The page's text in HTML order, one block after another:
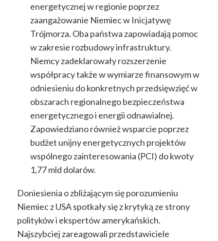
energetycznej w regionie poprzez
zaangażowanie Niemiec w Inicjatywę
Trójmorza. Oba państwa zapowiadają pomoc
w zakresie rozbudowy infrastruktury.
Niemcy zadeklarowały rozszerzenie
współpracy także w wymiarze finansowym w
odniesieniu do konkretnych przedsięwzięć w
obszarach regionalnego bezpieczeństwa
energetycznego i energii odnawialnej.
Zapowiedziano również wsparcie poprzez
budżet unijny energetycznych projektów
wspólnego zainteresowania (PCI) do kwoty
1,77 mld dolarów.
Doniesienia o zbliżającym się porozumieniu
Niemiec z USA spotkały się z krytyką ze strony
polityków i ekspertów amerykańskich.
Najszybciej zareagowali przedstawiciele